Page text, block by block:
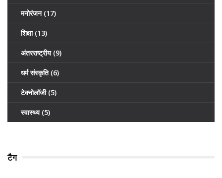
मनोरंजन (17)
शिक्षा (13)
अंतरराष्ट्रीय (9)
धर्म संस्कृति (6)
टेक्नोलॉजी (5)
स्वास्थ्य (5)
टैग